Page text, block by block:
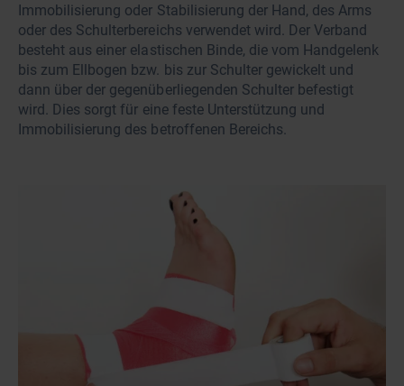
Immobilisierung oder Stabilisierung der Hand, des Arms
oder des Schulterbereichs verwendet wird. Der Verband
besteht aus einer elastischen Binde, die vom Handgelenk
bis zum Ellbogen bzw. bis zur Schulter gewickelt und
dann über der gegenüberliegenden Schulter befestigt
wird. Dies sorgt für eine feste Unterstützung und
Immobilisierung des betroffenen Bereichs.